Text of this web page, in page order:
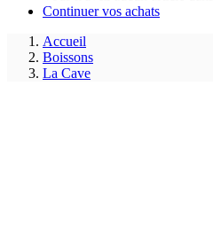
Continuer vos achats
Accueil
Boissons
La Cave